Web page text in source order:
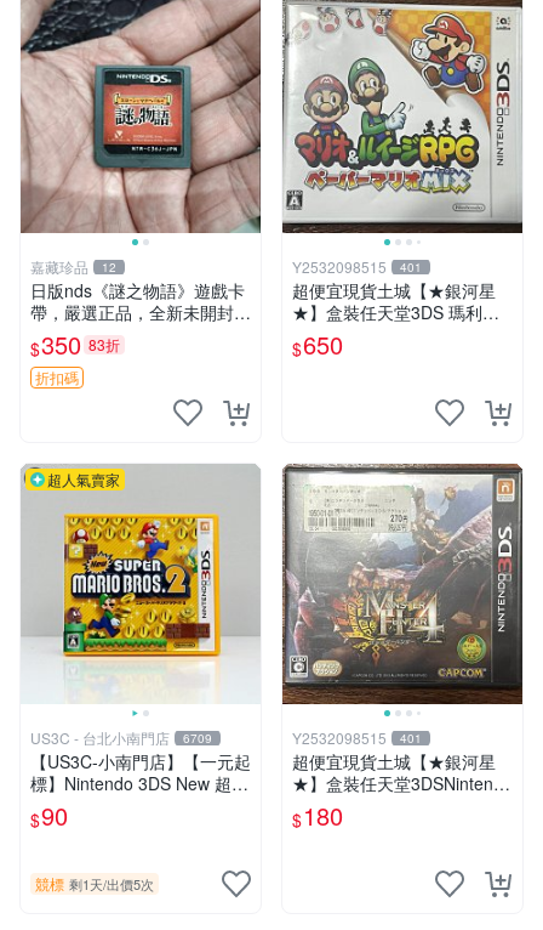
嘉藏珍品 12
日版nds《謎之物語》遊戲卡
帶，嚴選正品，全新未開封
謎之物語 nds 卡帶 游戲
$350 83折
折扣碼
Y2532098515 401
超便宜現貨土城【★銀河星
★】盒裝任天堂3DS 瑪利歐
＆路易吉RPG紙片瑪利歐MI
X.日文版日機專用3DS~
$650
超人氣賣家
US3C - 台北小南門店 6709
【US3C-小南門店】【一元起
標】Nintendo 3DS New 超級
瑪利歐兄弟 2 日文版 正版遊
戲片 二手遊戲片
$90
競標 剩1天/出價5次
Y2532098515 401
超便宜現貨土城【★銀河星
★】盒裝任天堂3DSNintendo
3DS N3DS 魔物獵人4 MONS
TER HUNTER 4 日文版～ 日
$180